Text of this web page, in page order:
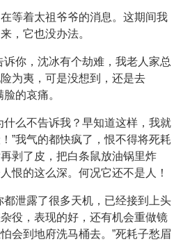
等着太祖爷爷的消息。这期间我
，它也没办法。
诉你，沈冰有个劫难，我老人家总
为夷，可是没想到，还是去
的哀痛。
什么不告诉我？早知道这样，我就
”我气的都快疯了，恨不得将死耗
剥了皮，把白条鼠放油锅里炸
恨的这么深。何况它还不是人！
都泄露了很多天机，已经接到上头
役，表现的好，还有机会重做镜
会到地府洗马桶去。”死耗子愁眉